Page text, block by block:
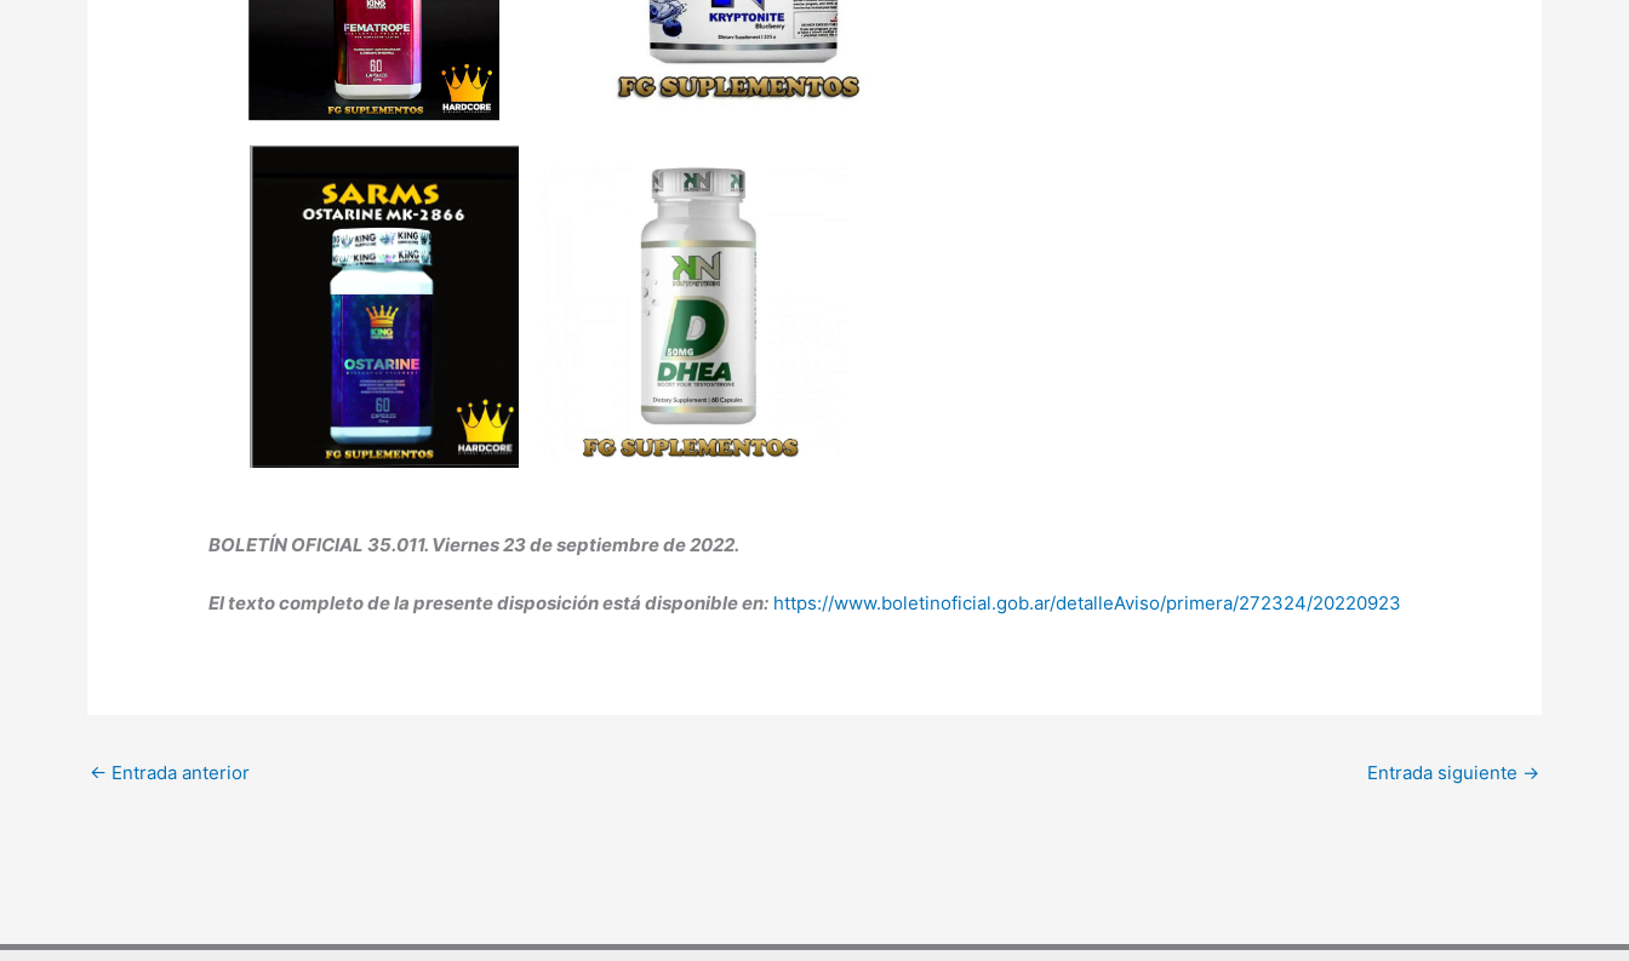
BOLETÍN OFICIAL 35.011. Viernes 23 de septiembre de 2022.
El texto completo de la presente disposición está disponible en: https://www.boletinoficial.gob.ar/detalleAviso/primera/272324/20220923
← Entrada anterior Entrada siguiente →